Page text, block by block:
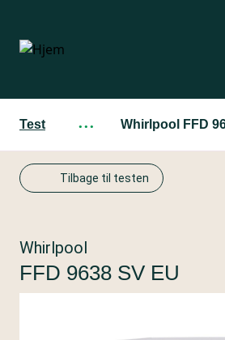
hovedindhold
Test ··· Whirlpool FFD
Tilbage til testen
Whirlpool
FFD 9638 SV EU